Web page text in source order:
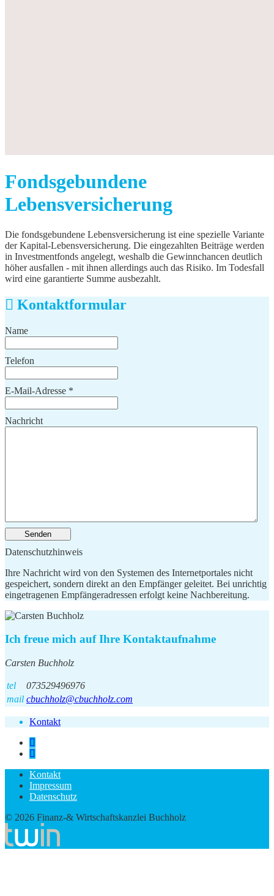
Fondsgebundene
Lebensversicherung
Die fondsgebundene Lebensversicherung ist eine spezielle Variante
der Kapital-Lebensversicherung. Die eingezahlten Beiträge werden
in Investmentfonds angelegt, weshalb die Gewinnchancen deutlich
höher ausfallen - mit ihnen allerdings auch das Risiko. Im Todesfall
wird eine garantierte Summe ausbezahlt.
Kontaktformular
Name
Telefon
E-Mail-Adresse *
Nachricht
Senden
Datenschutzhinweis
Ihre Nachricht wird von den Systemen des Internetportales nicht
gespeichert, sondern direkt an den Empfänger geleitet. Bei unrichtig
eingetragenen Empfängeradressen erfolgt keine Nachbereitung.
Ich freue mich auf Ihre Kontaktaufnahme
Carsten Buchholz
tel
073529496976
mail cbuchholz@cbuchholz.com
Kontakt
Kontakt
Impressum
Datenschutz
© 2026 Finanz-& Wirtschaftskanzlei Buchholz